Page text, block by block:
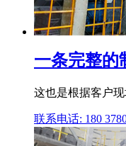
一条完整的
这也是根据客户
联系电话: 180